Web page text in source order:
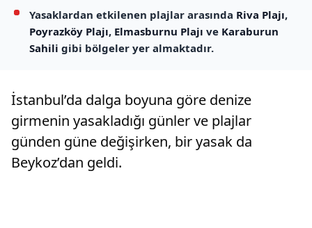
Yasaklardan etkilenen plajlar arasında Riva Plajı,
Poyrazköy Plajı, Elmasburnu Plajı ve Karaburun
Sahili gibi bölgeler yer almaktadır.
İstanbul’da dalga boyuna göre denize
girmenin yasakladığı günler ve plajlar
günden güne değişirken, bir yasak da
Beykoz’dan geldi.